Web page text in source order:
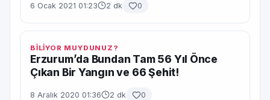
6 Ocak 2021 01:23 2 dk 0
BİLİYOR MUYDUNUZ?
Erzurum’da Bundan Tam 56 Yıl Önce
Çıkan Bir Yangın ve 66 Şehit!
8 Aralık 2020 01:36 2 dk 0